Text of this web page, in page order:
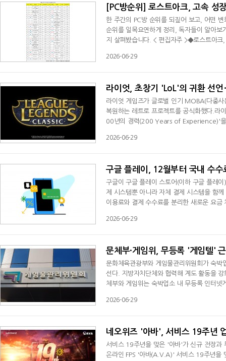
[PC방순위] 로스트아크, 고속 성
한 주간의 PC방 순위를 되짚어 보고, 어떤
순위를 일목요연하게 정리, 독자들이 알아보
지 살펴봤습니다. < 편집자주 >◆로스트아
크'는 2026년 6월22일부터 28일까지의 데
2026-06-29
라이엇, 초창기 'LoL'의 귀환 선
라이엇 게임즈가 글로벌 인기 MOBA(다중
복원하는 레트로 프로젝트를 공식화했다.라
00년의 경력(200 Years of Experience)'을
ul Bellezza) 총괄 프로듀서와 안드레이 반
2026-06-29
구글 플레이, 12월부터 국내 수
구글이 구글 플레이 스토어(이하 구글 플레
제 시스템뿐 아니라 자체 결제 시스템을 함
이용료와 결제 수수료를 분리한 새로운 요금
플랫폼 서비스와 결제 서비스의 가치를 명
2026-06-29
문체부·게임위, 무등록 '게임텔'
문화체육관광부와 게임물관리위원회가 숙
선다. 지방자치단체와 협력해 계도 활동을
체부와 게임위는 숙박업소 내 무등록 인터
않은 채 객실에 PC를 설치하고 게임을 제공
2026-06-29
네오위즈 '아바', 서비스 19주년
서비스 19주년을 맞은 '아바'가 신규 전장과
온라인 FPS '아바(A.V.A)' 서비스 19주년을